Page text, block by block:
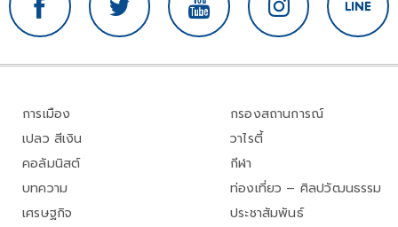
การเมือง
เปลว สีเงิน
คอลัมนิสต์
บทความ
เศรษฐกิจ
กรองสถานการณ์
วาไรตี้
กีฬา
ท่องเที่ยว – ศิลปวัฒนธรรม
ประชาสัมพันธ์